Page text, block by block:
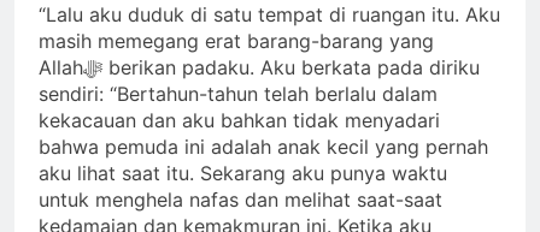
“Lalu aku duduk di satu tempat di ruangan itu. Aku
masih memegang erat barang-barang yang
Allahﷻ berikan padaku. Aku berkata pada diriku
sendiri: “Bertahun-tahun telah berlalu dalam
kekacauan dan aku bahkan tidak menyadari
bahwa pemuda ini adalah anak kecil yang pernah
aku lihat saat itu. Sekarang aku punya waktu
untuk menghela nafas dan melihat saat-saat
kedamaian dan kemakmuran ini. Ketika aku